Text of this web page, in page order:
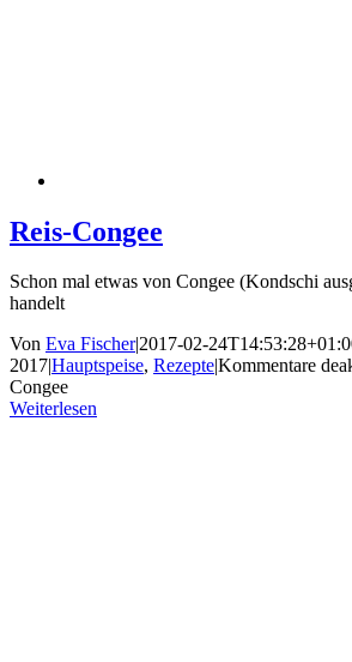
Reis-Congee
Schon mal etwas von Congee (Kondschi
handelt
Von Eva Fischer|2017-02-
2017|Hauptspeise, Rezepte|Kommentare
Congee
Weiterlesen